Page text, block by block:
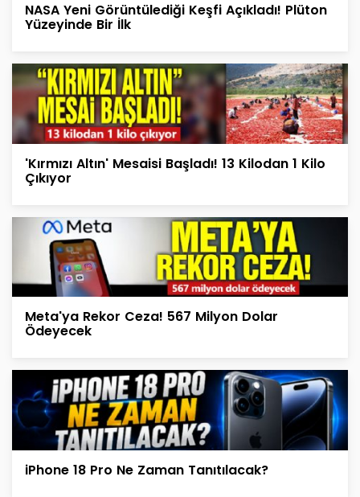
NASA Yeni Görüntülediği Keşfi Açıkladı! Plüton
Yüzeyinde Bir İlk
'Kırmızı Altın' Mesaisi Başladı! 13 Kilodan 1 Kilo
Çıkıyor
Meta'ya Rekor Ceza! 567 Milyon Dolar
Ödeyecek
iPhone 18 Pro Ne Zaman Tanıtılacak?